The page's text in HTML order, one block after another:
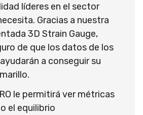
líderes en el sector
Gracias a nuestra
3D Strain Gauge,
de que los datos de los
a conseguir su
le permitirá ver métricas
el equilibrio